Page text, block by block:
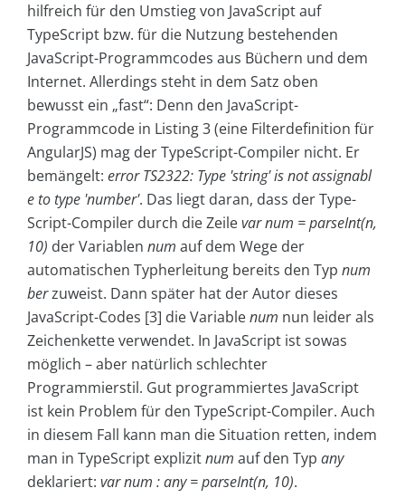
hilfreich für den Umstieg von JavaScript auf
TypeScript bzw. für die Nutzung bestehenden
JavaScript-Programmcodes aus Büchern und dem
Internet. Allerdings steht in dem Satz oben
bewusst ein „fast“: Denn den JavaScript-
Programmcode in Listing 3 (eine Filterdefinition für
AngularJS) mag der TypeScript-Compiler nicht. Er
bemängelt: error TS2322: Type 'string' is not assign­abl
e to type 'number'. Das liegt daran, dass der Type­
Script-Compiler durch die Zeilevar num = parseInt(n,
10) der Variablen num auf dem Wege der
automatischen Typherleitung bereits den Typ num
berzuweist. Dann später hat der Autor dieses
JavaScript-Codes [3] die Variablenum nun leider als
Zeichenkette verwendet. In JavaScript ist sowas
möglich – aber natürlich schlechter
Programmierstil. Gut programmiertes JavaScript
ist kein Problem für den TypeScript-Compiler. Auch
in diesem Fall kann man die Situation retten, indem
man in Type­Script explizitnum auf den Typ any
deklariert: var num : any = parseInt(n, 10).